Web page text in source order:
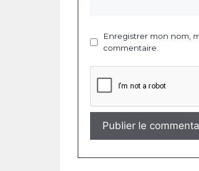
Enregistrer mon nom,
commentaire.